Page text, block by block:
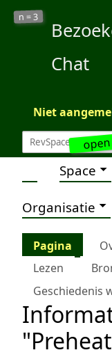
open
n =3
Chat
Niet
Space
Organisatie
Pagina
Lezen
Geschiedenis